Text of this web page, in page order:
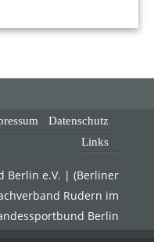
Datenschutz
Links
Berlin e.V. | (Berliner
Rudern im
Berlin